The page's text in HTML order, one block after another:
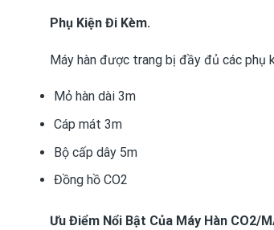
Phụ Kiện Đi Kèm.
Máy hàn được trang bị đầy đủ các phụ
Mỏ hàn dài 3m
Cáp mát 3m
Bộ cấp dây 5m
Đồng hồ CO2
Ưu Điểm Nổi Bật Của Máy Hàn CO2/